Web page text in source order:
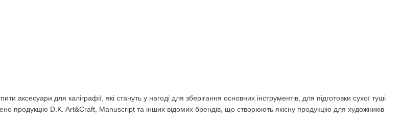
аксесуари для каліграфії, які стануть у нагоді для зберігання основних інструментів, для підготовки сухої туші
продукцію D.K. Art&Craft, Manuscript та інших відомих брендів, що створюють якісну продукцію для художників